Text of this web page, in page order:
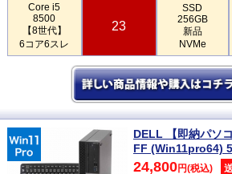
Core i5
8500
【8世代】
6コア6スレ
23
SSD
256GB
新品
NVMe
DELL 【即納パソ
FF (Win11pro64)
24,800円(税込)